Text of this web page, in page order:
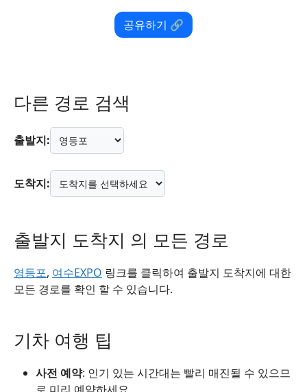
공유하기 🔗
다른 경로 검색
출발지:
도착지:
출발지 도착지 의 모든 경로
영등포, 여수EXPO 링크를 클릭하여 출발지 도착지에 대한
모든 경로를 확인 할 수 있습니다.
기차 여행 팁
사전 예약: 인기 있는 시간대는 빨리 매진될 수 있으므